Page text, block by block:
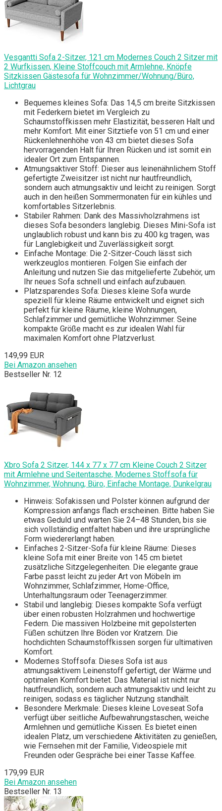
Vesgantti Sofa 2-Sitzer, 121 cm Modernes Couch 2 Sitzer mit
2 Wurfkissen, Kleine Stoffcouch mit Armlehne, Knöpfe
Sitzkissen Gästesofa für Wohnzimmer/Wohnung/Büro,
Lichtgrau
Bequemes kleines Sofa: Das 14,5 cm breite Sitzkissen
mit Federkern bietet im Vergleich zu
Schaumstoffkissen mehr Elastizität, besseren Halt und
mehr Komfort. Mit einer Sitztiefe von 51 cm und einer
Rückenlehnenhöhe von 43 cm bietet dieses Sofa
hervorragenden Halt für Ihren Rücken und ist somit ein
idealer Ort zum Entspannen.
Atmungsaktiver Stoff: Dieser aus leinenähnlichem Stoff
gefertigte Zweisitzer ist nicht nur hautfreundlich,
sondern auch atmungsaktiv und leicht zu reinigen. Sorgt
auch in den heißen Sommermonaten für ein kühles und
komfortables Sitzerlebnis.
Stabiler Rahmen: Dank des Massivholzrahmens ist
dieses Sofa besonders langlebig. Dieses Mini-Sofa ist
unglaublich robust und kann bis zu 400 kg tragen, was
für Langlebigkeit und Zuverlässigkeit sorgt.
Einfache Montage: Die 2-Sitzer-Couch lässt sich
werkzeuglos montieren. Folgen Sie einfach der
Anleitung und nutzen Sie das mitgelieferte Zubehör, um
Ihr neues Sofa schnell und einfach aufzubauen.
Platzsparendes Sofa: Dieses kleine Sofa wurde
speziell für kleine Räume entwickelt und eignet sich
perfekt für kleine Räume, kleine Wohnungen,
Schlafzimmer und gemütliche Wohnzimmer. Seine
kompakte Größe macht es zur idealen Wahl für
maximalen Komfort ohne Platzverlust.
149,99 EUR
Bei Amazon ansehen
Bestseller Nr. 12
Xbro Sofa 2 Sitzer, 144 x 77 x 77 cm Kleine Couch 2 Sitzer
mit Armlehne und Seitentasche, Modernes Stoffsofa für
Wohnzimmer, Wohnung, Büro, Einfache Montage, Dunkelgrau
Hinweis: Sofakissen und Polster können aufgrund der
Kompression anfangs flach erscheinen. Bitte haben Sie
etwas Geduld und warten Sie 24–48 Stunden, bis sie
sich vollständig entfaltet haben und ihre ursprüngliche
Form wiedererlangt haben.
Einfaches 2-Sitzer-Sofa für kleine Räume: Dieses
kleine Sofa mit einer Breite von 145 cm bietet
zusätzliche Sitzgelegenheiten. Die elegante graue
Farbe passt leicht zu jeder Art von Möbeln im
Wohnzimmer, Schlafzimmer, Home-Office,
Unterhaltungsraum oder Teenagerzimmer.
Stabil und langlebig: Dieses kompakte Sofa verfügt
über einen robusten Holzrahmen und hochwertige
Federn. Die massiven Holzbeine mit gepolsterten
Füßen schützen Ihre Böden vor Kratzern. Die
hochdichten Schaumstoffkissen sorgen für ultimativen
Komfort.
Modernes Stoffsofa: Dieses Sofa ist aus
atmungsaktivem Leinenstoff gefertigt, der Wärme und
optimalen Komfort bietet. Das Material ist nicht nur
hautfreundlich, sondern auch atmungsaktiv und leicht zu
reinigen, sodass es täglicher Nutzung standhält.
Besondere Merkmale: Dieses kleine Loveseat Sofa
verfügt über seitliche Aufbewahrungstaschen, weiche
Armlehnen und gemütliche Kissen. Es bietet einen
idealen Platz, um verschiedene Aktivitäten zu genießen,
wie Fernsehen mit der Familie, Videospiele mit
Freunden oder Gespräche bei einer Tasse Kaffee.
179,99 EUR
Bei Amazon ansehen
Bestseller Nr. 13